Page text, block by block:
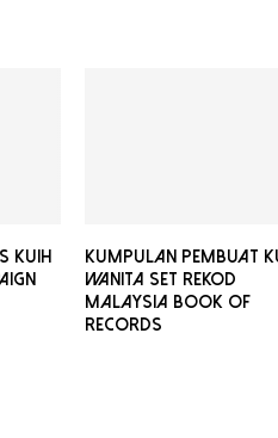
Kuih
KUMPULAN PEMBUAT
WANITA SET REKOD
MALAYSIA BOOK OF
RECORDS